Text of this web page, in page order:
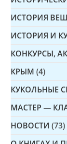
ИСТОРИЯ
ИСТОРИЯ И
КОНКУРСЫ,
КРЫМ (4)
КУКОЛЬНЫЕ
МАСТЕР —
НОВОСТИ (73)